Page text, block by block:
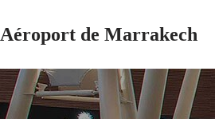
Aéroport de Marrakech